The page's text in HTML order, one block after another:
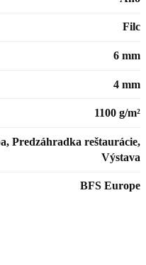
Filc
6 mm
4 mm
1100 g/m²
Predzáhradka reštaurácie,
Výstava
BFS Europe